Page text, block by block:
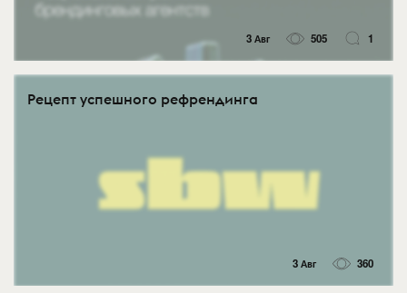
3 Авг 505 1
Рецепт успешного рефрендинга
3 Авг 360